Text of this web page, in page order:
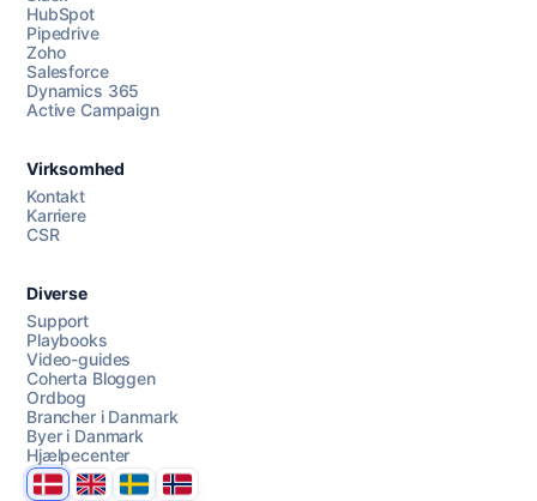
Chat med os
AI Campaign Assist
HubSpot
Pipedrive
Zoho
Salesforce
Dynamics 365
Active Campaign
Virksomhed
Kontakt
Karriere
CSR
Diverse
Support
Playbooks
Video-guides
Coherta Bloggen
Ordbog
Brancher i Danmark
Byer i Danmark
Hjælpecenter
DanmarkUnited Kingdom
SverigeNorge